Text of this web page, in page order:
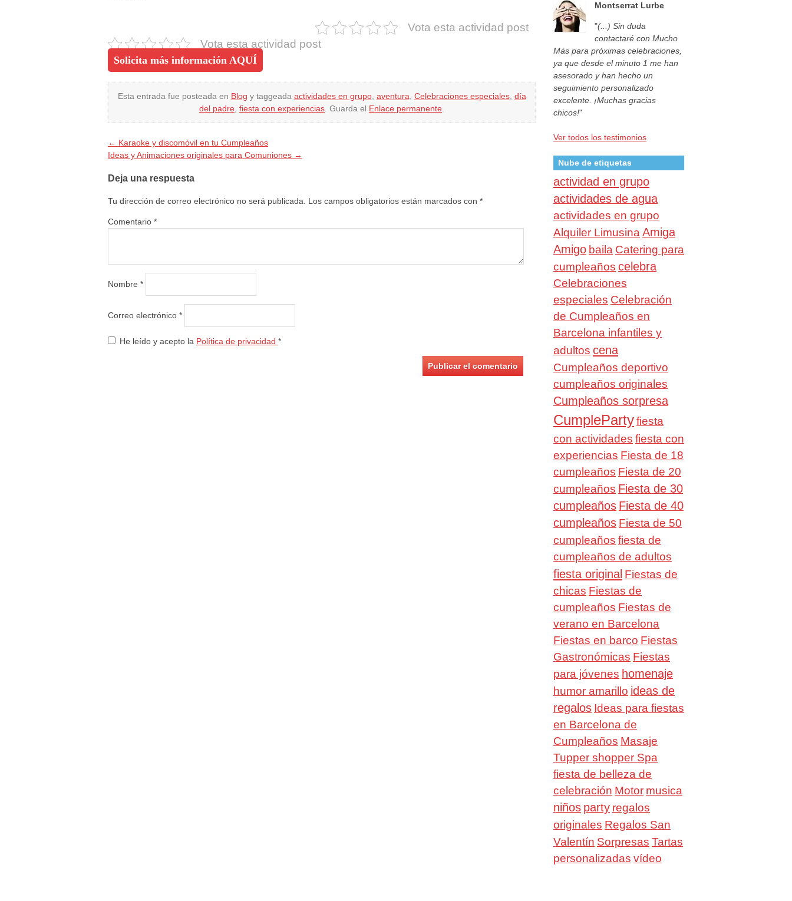
Vota esta actividad post
Vota esta actividad post
Solicita más información AQUÍ
Esta entrada fue posteada en Blog y taggeada actividades en grupo, aventura Celebraciones especiales, día
del padre fiesta con experiencias . Guarda el Enlace permanente
← Karaoke y discomóvil en tu Cumpleaños
Ideas y Animaciones originales para Comuniones →
Deja una respuesta
Tu dirección de correo electrónico no será publicada. Los campos obligatorios están marcados con *
Comentario *
Nombre *
Correo electrónico *
He leído y acepto la Política de privacidad *
Montserrat Lurbe
"(...) Sin duda
contactaré con Mucho
Más para próximas celebraciones,
ya que desde el minuto 1 me han
asesorado y han hecho un
seguimiento personalizado
excelente. ¡Muchas gracias
chicos!"
Ver todos los testimonios
Nube de etiquetas
actividad en grupo
actividades de agua
actividades en grupo
Alquiler Limusina Amiga
Amigo baila Catering para
cumpleaños celebra
Celebraciones
especiales Celebración
de Cumpleaños en
Barcelona infantiles y
adultos cena
Cumpleaños deportivo
cumpleaños originales
Cumpleaños sorpresa
CumplePartyfiesta
con actividades fiesta con
experiencias Fiesta de 18
cumpleaños Fiesta de 20
cumpleaños Fiesta de 30
cumpleaños Fiesta de 40
cumpleaños Fiesta de 50
cumpleaños fiesta de
cumpleaños de adultos
fiesta original Fiestas de
chicas Fiestas de
cumpleaños Fiestas de
verano en Barcelona
Fiestas en barco Fiestas
Gastronómicas Fiestas
para jóvenes homenaje
humor amarillo ideas de
regalos Ideas para fiestas
en Barcelona de
Cumpleaños Masaje
Tupper shopper Spa
fiesta de belleza de
celebración Motor musica
niños party regalos
originales Regalos San
Valentín Sorpresas Tartas
personalizadas vídeo